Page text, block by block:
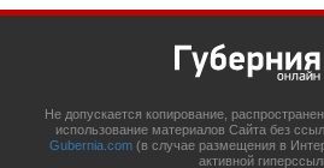
Не допускается копирование,
использование материалов Сайта без
Gubernia.com (в случае размещения в
активной